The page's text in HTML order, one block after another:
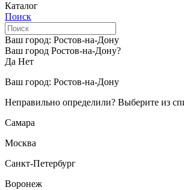
Каталог
Поиск
Ваш город: Ростов-на-Дону
Ваш город Ростов-на-Дону?
Да Нет
Ваш город: Ростов-на-Дону
Неправильно определили? Выберите из
Самара
Москва
Санкт-Петербург
Воронеж